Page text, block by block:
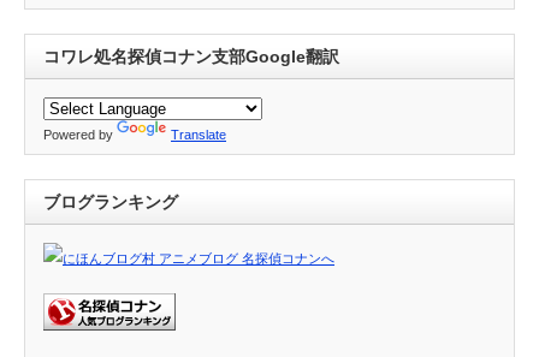
コワレ処名探偵コナン支部Google翻訳
Powered by Translate
ブログランキング